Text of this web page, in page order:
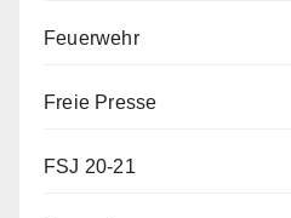
Feuerwehr
Freie Presse
FSJ 20-21